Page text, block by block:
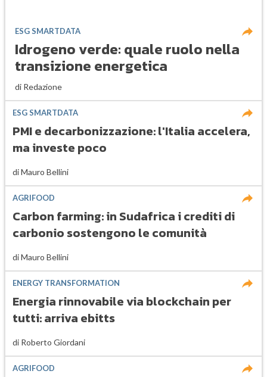
ESG SMARTDATA
Idrogeno verde: quale ruolo nella
transizione energetica
di Redazione
ESG SMARTDATA
PMI e decarbonizzazione: l'Italia accelera,
ma investe poco
diMauro Bellini
AGRIFOOD
Carbon farming: in Sudafrica i crediti di
carbonio sostengono le comunità
diMauro Bellini
ENERGY TRANSFORMATION
Energia rinnovabile via blockchain per
tutti: arriva ebitts
di Roberto Giordani
AGRIFOOD